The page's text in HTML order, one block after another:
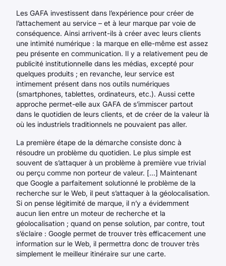
Les GAFA investissent dans l’expérience pour créer de
l’attachement au service – et à leur marque par voie de
conséquence. Ainsi arrivent-ils à créer avec leurs clients
une intimité numérique : la marque en elle-même est assez
peu présente en communication. Il y a relativement peu de
publicité institutionnelle dans les médias, excepté pour
quelques produits ; en revanche, leur service est
intimement présent dans nos outils numériques
(smartphones, tablettes, ordinateurs, etc.). Aussi cette
approche permet-elle aux GAFA de s’immiscer partout
dans le quotidien de leurs clients, et de créer de la valeur là
où les industriels traditionnels ne pouvaient pas aller.
La première étape de la démarche consiste donc à
résoudre un problème du quotidien. Le plus simple est
souvent de s’attaquer à un problème à première vue trivial
ou perçu comme non porteur de valeur. [...] Maintenant
que Google a parfaitement solutionné le problème de la
recherche sur le Web, il peut s’attaquer à la géolocalisation.
Si on pense légitimité de marque, il n’y a évidemment
aucun lien entre un moteur de recherche et la
géolocalisation ; quand on pense solution, par contre, tout
s’éclaire : Google permet de trouver très efficacement une
information sur le Web, il permettra donc de trouver très
simplement le meilleur itinéraire sur une carte.